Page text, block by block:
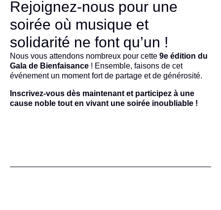
Rejoignez-nous pour une
soirée où musique et
solidarité ne font qu’un !
Nous vous attendons nombreux pour cette 9e édition du
Gala de Bienfaisance ! Ensemble, faisons de cet
événement un moment fort de partage et de générosité.
Inscrivez-vous dès maintenant et participez à une
cause noble tout en vivant une soirée inoubliable !